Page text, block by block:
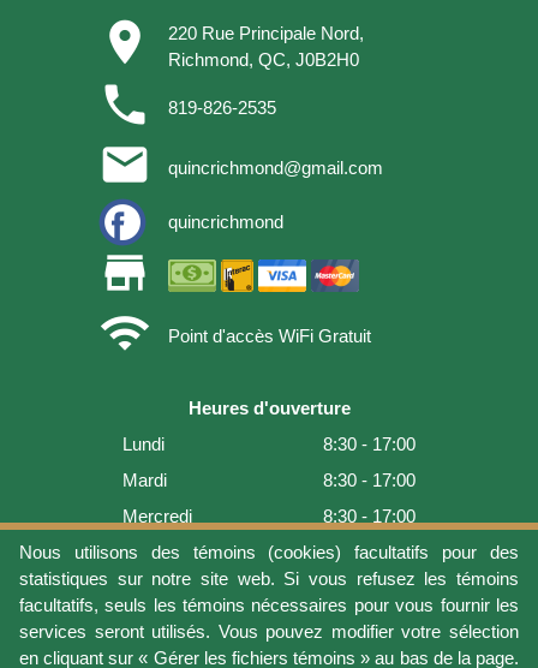
Nous utilisons des témoins (cookies) facultatifs pour des
statistiques sur notre site web. Si vous refusez les témoins
facultatifs, seuls les témoins nécessaires pour vous fournir les
services seront utilisés. Vous pouvez modifier votre sélection
en cliquant sur « Gérer les fichiers témoins » au bas de la page.
place
220 Rue Principale Nord,
Richmond, QC, J0B2H0
phone 819-826-2535
email quincrichmond@gmail.com
quincrichmond
store
wifi
Point d'accès WiFi Gratuit
Heures d'ouverture
Lundi
8:30 - 17:00
Mardi
8:30 - 17:00
Mercredi
8:30 - 17:00
Jeudi
8:30 - 17:00
Vendredi
8:30 - 17:00
Samedi
9:00 - 16:00
Dimanche
Fermé